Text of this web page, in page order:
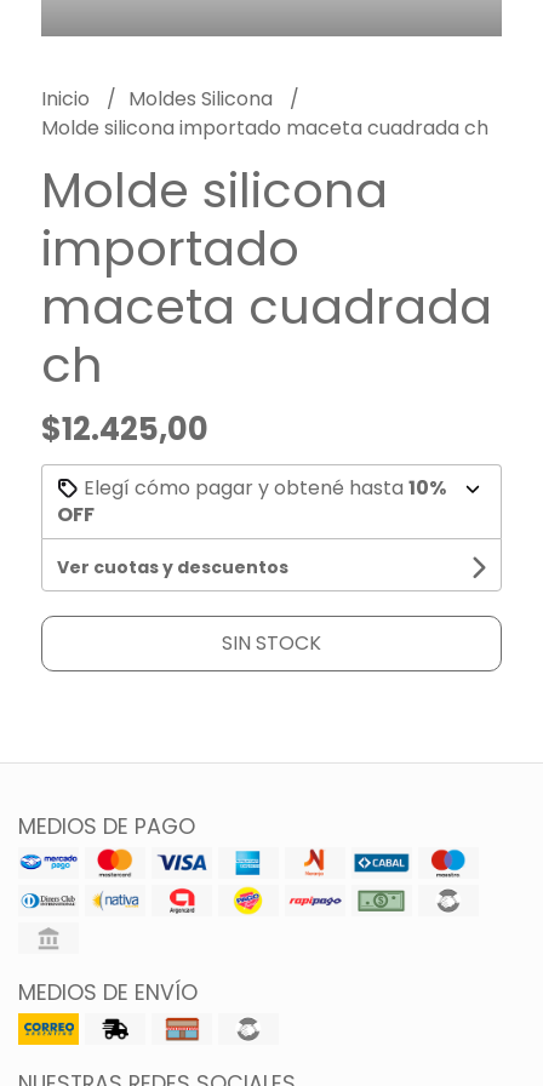
Inicio
Moldes Silicona
Molde silicona importado maceta cuadrada ch
Molde silicona
importado
maceta cuadrada
ch
$12.425,00
Elegí cómo pagar y obtené hasta 10%
OFF
Ver cuotas y descuentos
SIN STOCK
MEDIOS DE PAGO
MEDIOS DE ENVÍO